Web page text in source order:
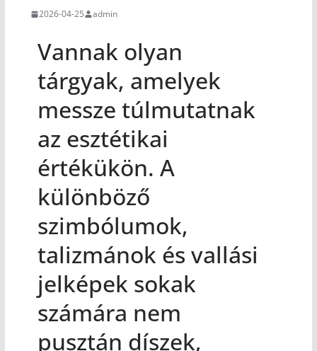
2026-04-25 admin
Vannak olyan
tárgyak, amelyek
messze túlmutatnak
az esztétikai
értékükön. A
különböző
szimbólumok,
talizmánok és vallási
jelképek sokak
számára nem
pusztán díszek,